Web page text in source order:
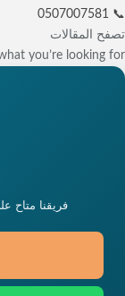
📞 0507007581
تصفح المقالات
you’re looking for.
فريقنا متاح